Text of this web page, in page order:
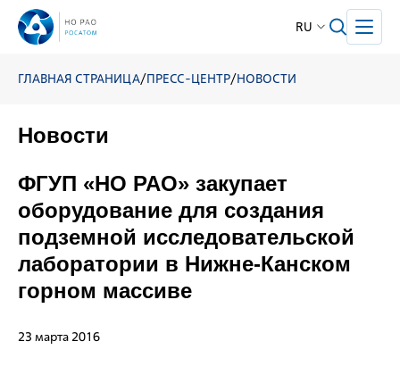
RU
ГЛАВНАЯ СТРАНИЦА/ПРЕСС-ЦЕНТР/НОВОСТИ
Новости
ФГУП «НО РАО» закупает
оборудование для создания
подземной исследовательской
лаборатории в Нижне-Канском
горном массиве
23 марта 2016